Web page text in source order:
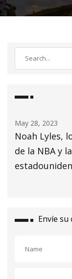
May 29, 2023
No Label
dar forma
de la
Envíe su